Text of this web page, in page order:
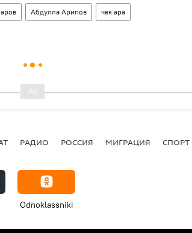
Абдулла Арипов чек ара
РАДИО РОССИЯ МИГРАЦИЯ СПОРТ
Odnoklassniki